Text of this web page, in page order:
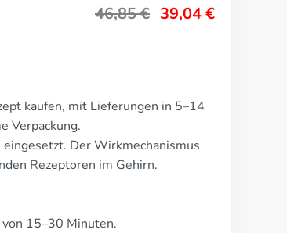
46,85€ 39,04€
kaufen, mit Lieferungen in 5–14
Verpackung.
Der Wirkmechanismus
Rezeptoren im Gehirn.
15–30 Minuten.